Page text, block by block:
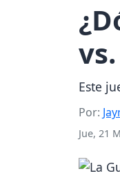
Este
Por:
Jue, 21